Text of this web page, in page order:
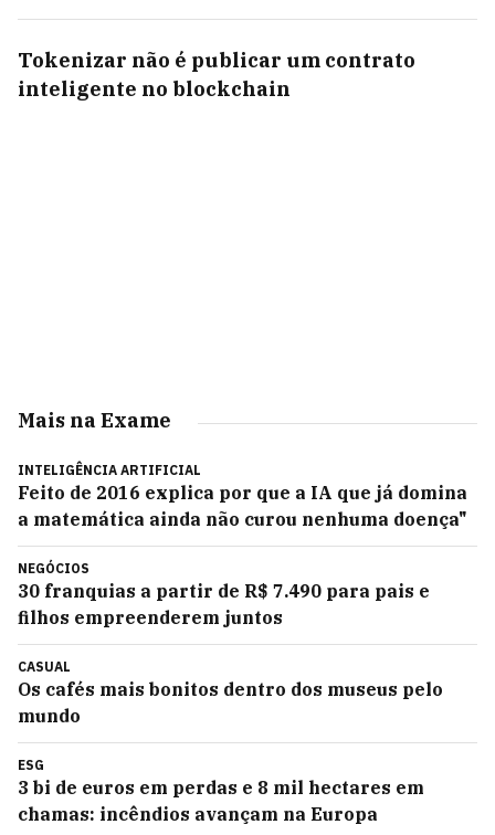
Tokenizar não é publicar um contrato
inteligente no blockchain
Mais na Exame
INTELIGÊNCIA ARTIFICIAL
Feito de 2016 explica por que a IA que já domina
a matemática ainda não curou nenhuma doença"
NEGÓCIOS
30 franquias a partir de R$ 7.490 para pais e
filhos empreenderem juntos
CASUAL
Os cafés mais bonitos dentro dos museus pelo
mundo
ESG
3 bi de euros em perdas e 8 mil hectares em
chamas: incêndios avançam na Europa